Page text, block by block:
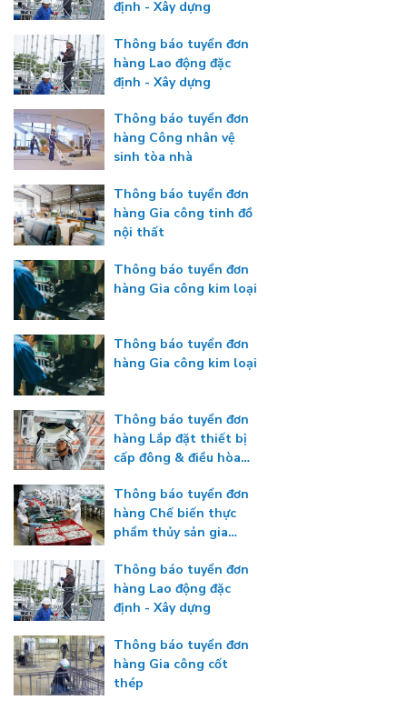
định - Xây dựng
Thông báo tuyển đơn
hàng Lao động đặc
định - Xây dựng
Thông báo tuyển đơn
hàng Công nhân vệ
sinh tòa nhà
Thông báo tuyển đơn
hàng Gia công tinh đồ
nội thất
Thông báo tuyển đơn
hàng Gia công kim loại
Thông báo tuyển đơn
hàng Gia công kim loại
Thông báo tuyển đơn
hàng Lắp đặt thiết bị
cấp đông & điều hòa
Thông báo tuyển đơn
hàng Chế biến thực
phẩm thủy sản gia
Thông báo tuyển đơn
hàng Lao động đặc
định - Xây dựng
Thông báo tuyển đơn
hàng Gia công cốt
thép